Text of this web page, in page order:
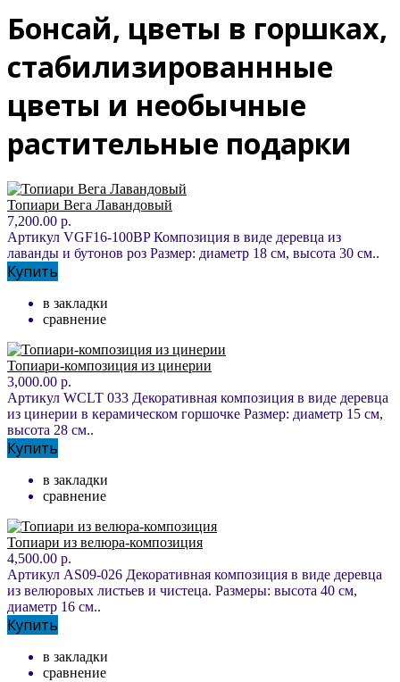
Бонсай, цветы в горшках,
стабилизированнные
цветы и необычные
растительные подарки
Топиари Вега Лавандовый
7,200.00 р.
Артикул VGF16-100BP Композиция в виде деревца из
лаванды и бутонов роз Размер: диаметр 18 см, высота 30 см..
Купить
в закладки
сравнение
Топиари-композиция из цинерии
3,000.00 р.
Артикул WCLT 033 Декоративная композиция в виде деревца
из цинерии в керамическом горшочке Размер: диаметр 15 см,
высота 28 см..
Купить
в закладки
сравнение
Топиари из велюра-композиция
4,500.00 р.
Артикул AS09-026 Декоративная композиция в виде деревца
из велюровых листьев и чистеца. Размеры: высота 40 см,
диаметр 16 см..
Купить
в закладки
сравнение